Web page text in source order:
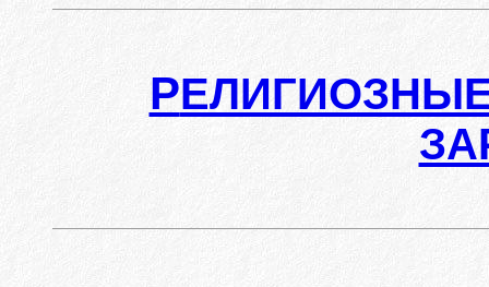
Р